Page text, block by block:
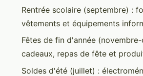
Rentrée scolaire (septembre) :
vêtements et équipements
Fêtes de fin d'année
cadeaux, repas de fête et
Soldes d'été (juillet) :